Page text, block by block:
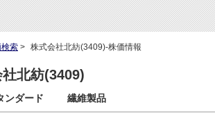
索 > 株式会社北紡(3409)-株価情報
北紡(3409)
ンダード 繊維製品